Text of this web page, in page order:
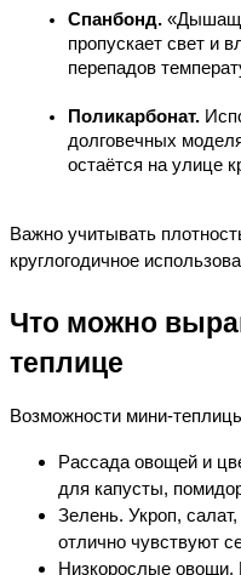
Спанбонд.
пропускает свет и
перепадов
Поликарбонат.
долговечных
остаётся на улице
Важно учитывать
круглогодичное
Что можно
теплице
Возможности мини-
Рассада овощей и
для капусты,
Зелень. Укроп, с
отлично чувствуют
Низкорослые овощи.